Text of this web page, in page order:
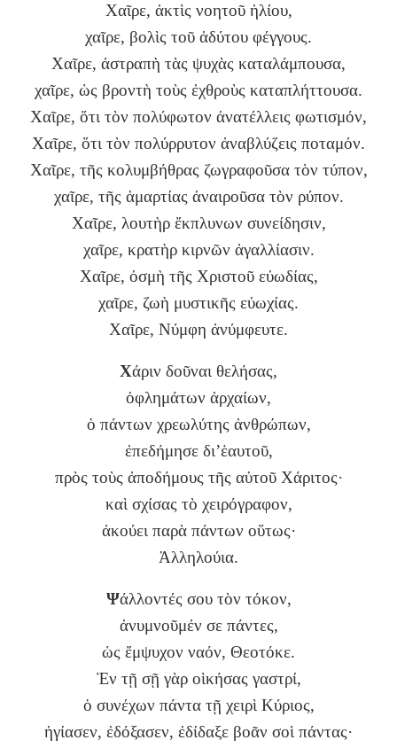
Χαῖρε, ἀκτὶς νοητοῦ ἡλίου,
χαῖρε, βολὶς τοῦ ἀδύτου φέγγους.
Χαῖρε, ἀστραπὴ τὰς ψυχὰς καταλάμπουσα,
χαῖρε, ὡς βροντὴ τοὺς ἐχθροὺς καταπλήττουσα.
Χαῖρε, ὅτι τὸν πολύφωτον ἀνατέλλεις φωτισμόν,
Χαῖρε, ὅτι τὸν πολύρρυτον ἀναβλύζεις ποταμόν.
Χαῖρε, τῆς κολυμβήθρας ζωγραφοῦσα τὸν τύπον,
χαῖρε, τῆς ἁμαρτίας ἀναιροῦσα τὸν ρύπον.
Χαῖρε, λουτὴρ ἔκπλυνων συνείδησιν,
χαῖρε, κρατὴρ κιρνῶν ἀγαλλίασιν.
Χαῖρε, ὀσμὴ τῆς Χριστοῦ εὐωδίας,
χαῖρε, ζωὴ μυστικῆς εὐωχίας.
Χαῖρε, Νύμφη ἀνύμφευτε.
Χάριν δοῦναι θελήσας,
ὀφλημάτων ἀρχαίων,
ὁ πάντων χρεωλύτης ἀνθρώπων,
ἐπεδήμησε δι’ἑαυτοῦ,
πρὸς τοὺς ἀποδήμους τῆς αὐτοῦ Χάριτος·
καὶ σχίσας τὸ χειρόγραφον,
ἀκούει παρὰ πάντων οὕτως·
Ἀλληλούια.
Ψάλλοντές σου τὸν τόκον,
ἀνυμνοῦμέν σε πάντες,
ὡς ἔμψυχον ναόν, Θεοτόκε.
Ἐν τῇ σῇ γὰρ οὶκήσας γαστρί,
ὁ συνέχων πάντα τῇ χειρὶ Κύριος,
ἡγίασεν, ἐδόξασεν, ἐδίδαξε βοᾶν σοὶ πάντας·